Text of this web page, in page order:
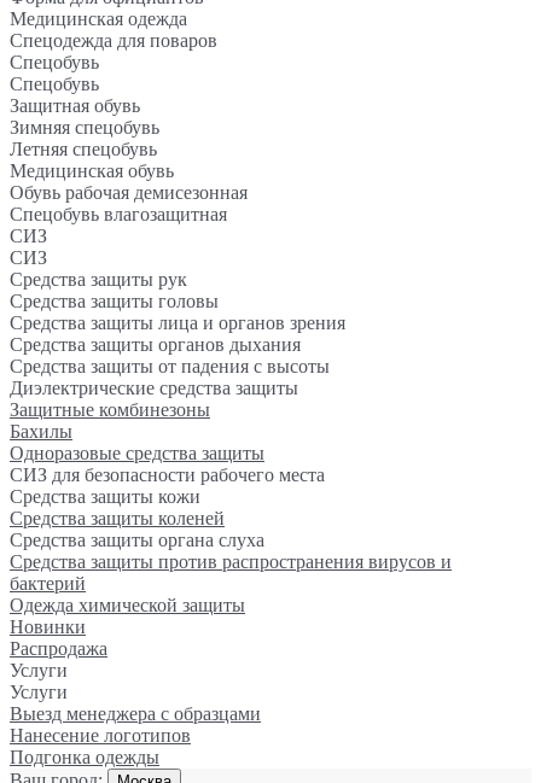
Медицинская одежда
Спецодежда для поваров
Спецобувь
Спецобувь
Защитная обувь
Зимняя спецобувь
Летняя спецобувь
Медицинская обувь
Обувь рабочая демисезонная
Спецобувь влагозащитная
СИЗ
СИЗ
Средства защиты рук
Средства защиты головы
Средства защиты лица и органов зрения
Средства защиты органов дыхания
Средства защиты от падения с высоты
Диэлектрические средства защиты
Защитные комбинезоны
Бахилы
Одноразовые средства защиты
СИЗ для безопасности рабочего места
Средства защиты кожи
Средства защиты коленей
Средства защиты органа слуха
Средства защиты против распространения вирусов и
бактерий
Одежда химической защиты
Новинки
Распродажа
Услуги
Услуги
Выезд менеджера с образцами
Нанесение логотипов
Подгонка одежды